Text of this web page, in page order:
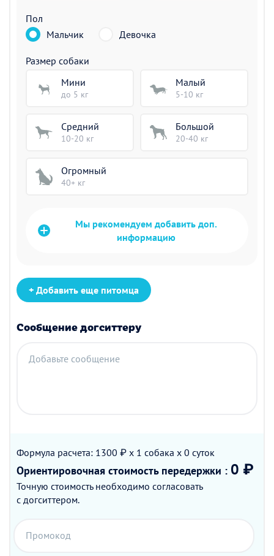
Пол
Мальчик
Девочка
Размер собаки
Мини
до 5 кг
Малый
5-10 кг
Средний
10-20 кг
Большой
20-40 кг
Огромный
40+ кг
Мы рекомендуем добавить доп.
информацию
+ Добавить еще питомца
Сообщение догситтеру
Добавьте сообщение
Формула расчета: 1300 ₽ x 1 собака x 0 суток
Ориентировочная стоимость передержки : 0 ₽
Точную стоимость необходимо согласовать
с догситтером.
Промокод